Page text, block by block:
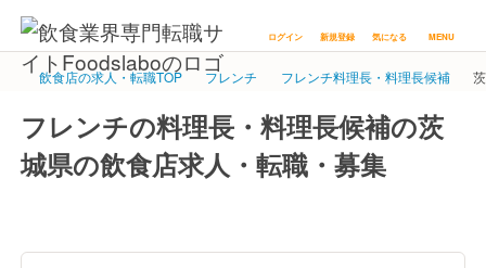
ログイン 新規登録 気になる MENU
飲食店の求人・転職TOP フレンチ フレンチ料理長・料理長候補
フレンチの料理長・料理長候補の茨
城県の飲食店求人・転職・募集